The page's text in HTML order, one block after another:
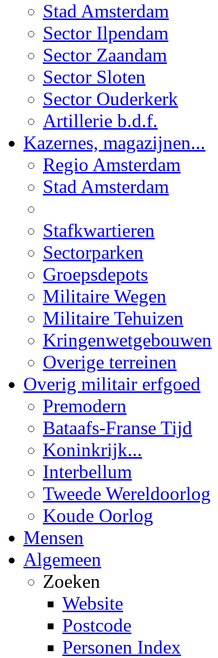
Stad Amsterdam
Sector Ilpendam
Sector Zaandam
Sector Sloten
Sector Ouderkerk
Artillerie b.d.f.
Kazernes, magazijnen...
Regio Amsterdam
Stad Amsterdam
Stafkwartieren
Sectorparken
Groepsdepots
Militaire Wegen
Militaire Tehuizen
Kringenwetgebouwen
Overige terreinen
Overig militair erfgoed
Premodern
Bataafs-Franse Tijd
Koninkrijk...
Interbellum
Tweede Wereldoorlog
Koude Oorlog
Mensen
Algemeen
Zoeken
Website
Postcode
Personen Index